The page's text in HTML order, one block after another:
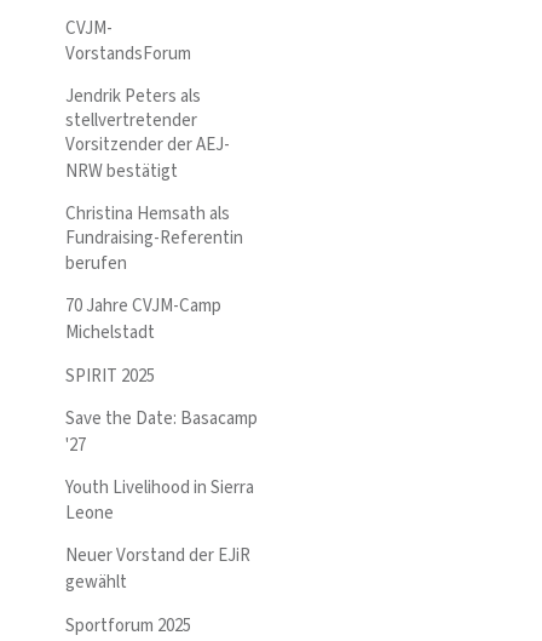
CVJM-
VorstandsForum
Jendrik Peters als
stellvertretender
Vorsitzender der AEJ-
NRW bestätigt
Christina Hemsath als
Fundraising-Referentin
berufen
70 Jahre CVJM-Camp
Michelstadt
SPIRIT 2025
Save the Date: Basacamp
'27
Youth Livelihood in Sierra
Leone
Neuer Vorstand der EJiR
gewählt
Sportforum 2025